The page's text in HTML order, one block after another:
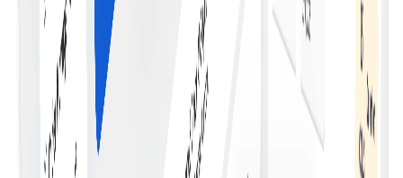
کریں۔
ریئل ٹائم اپڈیٹس